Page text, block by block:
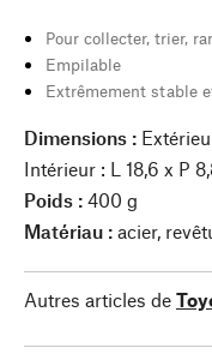
Pour collecter, trier,
Empilable
Extrêmement stable
Dimensions :
Intérieur : L 18,6 x P
Poids : 400 g
Matériau : acier,
Autres articles de